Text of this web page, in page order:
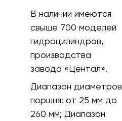
В наличии имеются
свыше 700 моделей
гидроцилиндров,
производства
завода «Центал».
Диапазон диаметров
поршня:от 25 мм до
260 мм; Диапазон